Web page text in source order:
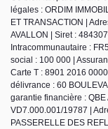
légales : ORDIM
ET TRANSACTION |
AVALLON | Siret :
Intracommunautaire :
social : 100 000 |
Carte T : 8901 2016
délivrance : 60
garantie financière :
VD7.000.001/19787 |
PASSERELLE DES